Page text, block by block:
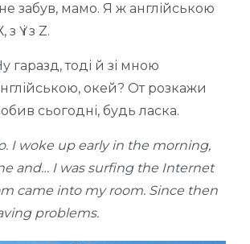
не забув, мамо. Я ж англійською
Ү і з Z.
гаразд, тоді й зі мною
окей? От розкажи
сьогодні, будь ласка.
I woke up early in the morning,
and… I was surfing the Internet
came into my room. Since then
problems.